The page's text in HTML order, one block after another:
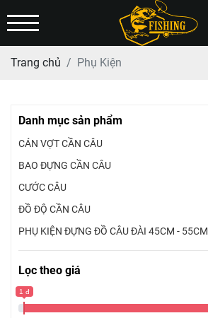
Trang chủ Phụ Kiện
Danh mục sản phẩm
CÁN VỢT CẦN CÂU
BAO ĐỰNG CẦN CÂU
CƯỚC CÂU
ĐỒ ĐỘ CẦN CÂU
PHỤ KIỆN ĐỰNG ĐỒ CÂU ĐÀI 45CM - 55CM
Lọc theo giá
1 đ